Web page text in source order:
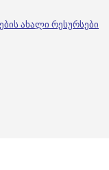
ახალი რესურსები